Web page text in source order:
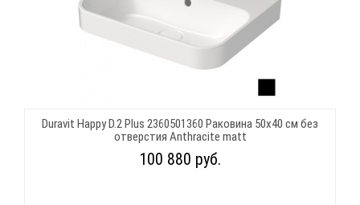
Duravit Happy D.2 Plus 2360501360 Раковина 50х40 см без
отверстия Anthracite matt
100 880 руб.